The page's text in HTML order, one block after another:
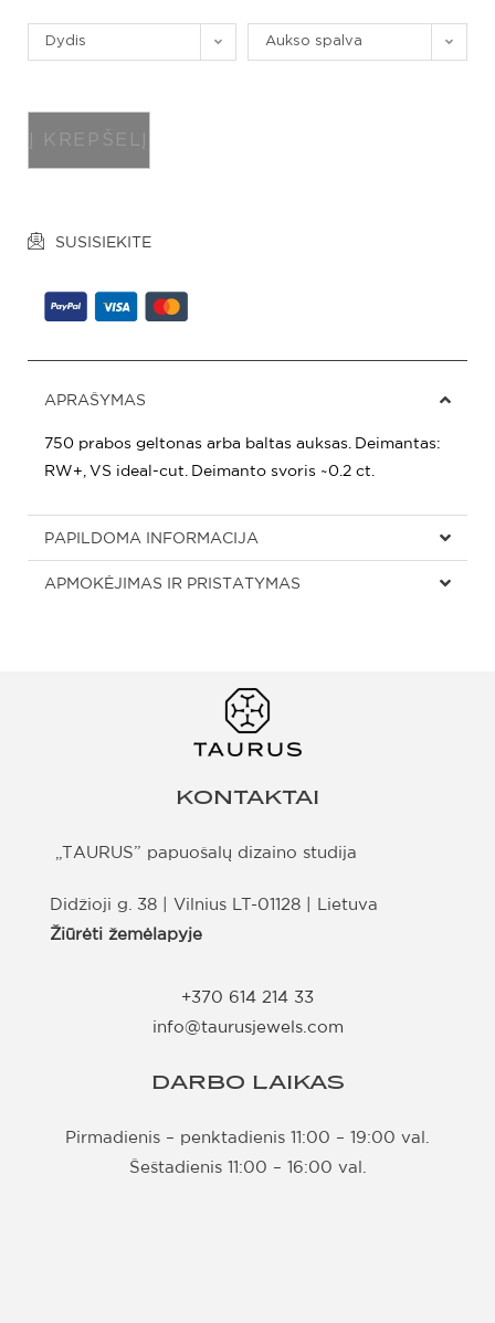
Dydis Aukso spalva
Į KREPŠELĮ
SUSISIEKITE
APRAŠYMAS
750 prabos geltonas arba baltas auksas. Deimantas:
RW+, VS ideal-cut. Deimanto svoris ~0.2 ct.
PAPILDOMA INFORMACIJA
APMOKĖJIMAS IR PRISTATYMAS
KONTAKTAI
„TAURUS” papuošalų dizaino studija
Didžioji g. 38 | Vilnius LT-01128 | Lietuva
Žiūrėti žemėlapyje
+370 614 214 33
info@taurusjewels.com
DARBO LAIKAS
Pirmadienis – penktadienis 11:00 – 19:00 val.
Šeštadienis 11:00 – 16:00 val.